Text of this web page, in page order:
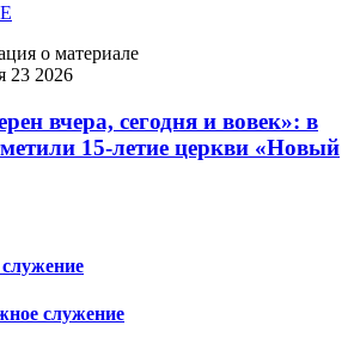
о материале
23 2026
вчера, сегодня и вовек»: в
15-летие церкви «Новый
служение